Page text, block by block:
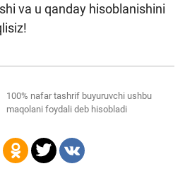
va u qanday hisoblanishini
100% nafar tashrif buyuruvchi ushbu
maqolani foydali deb hisobladi